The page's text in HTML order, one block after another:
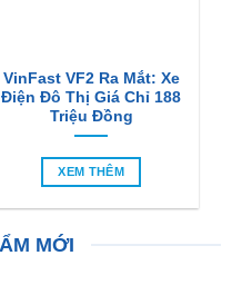
VinFast VF2 Ra Mắt: Xe
Điện Đô Thị Giá Chỉ 188
Triệu Đồng
XEM THÊM
MỚI